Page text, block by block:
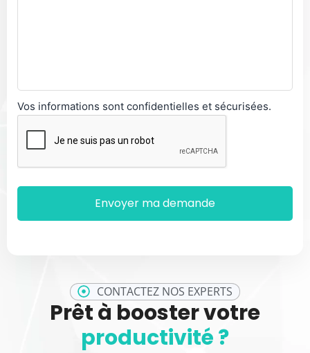
CONTACTEZ NOS EXPERTS
Prêt à booster votre
productivité ?
Vos informations sont confidentielles et sécurisées.